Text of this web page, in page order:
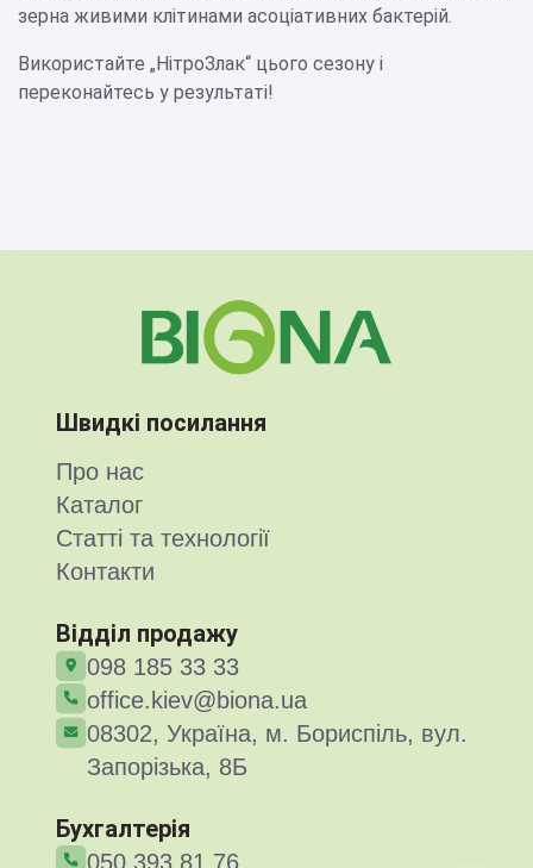
зерна живими клітинами асоціативних бактерій.
Використайте „НітроЗлак“ цього сезону і
переконайтесь у результаті!
Швидкі посилання
Про нас
Каталог
Статті та технології
Контакти
Відділ продажу
098 185 33 33
office.kiev@biona.ua
08302, Україна, м. Бориспіль, вул.
Запорізька, 8Б
Бухгалтерія
050 393 81 76